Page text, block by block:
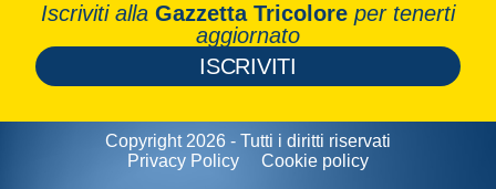
Iscriviti alla Gazzetta Tricolore per tenerti
aggiornato
ISCRIVITI
Copyright 2026 - Tutti i diritti riservati
Privacy Policy
Cookie policy